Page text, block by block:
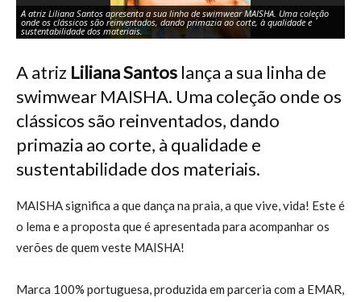
A atriz Liliana Santos apresenta a sua linha de swimwear MAISHA. Uma coleção
onde os clássicos são reinventados, dando primazia ao corte, à qualidade e
sustentabilidade dos materiais.
A atriz Liliana Santos lança a sua linha de
swimwear MAISHA. Uma coleção onde os
clássicos são reinventados, dando
primazia ao corte, à qualidade e
sustentabilidade dos materiais.
MAISHA significa a que dança na praia, a que vive, vida! Este é
o lema e a proposta que é apresentada para acompanhar os
verões de quem veste MAISHA!
Marca 100% portuguesa, produzida em parceria com a EMAR,